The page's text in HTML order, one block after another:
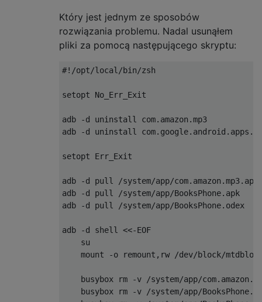
Który jest jednym ze sposobów
rozwiązania problemu. Nadal usunąłem
pliki za pomocą następującego skryptu:
#!/opt/local/bin/zsh
setopt No_Err_Exit
adb -d uninstall com.amazon.mp3
adb -d uninstall
setopt Err_Exit
adb -d pull /system/app/
adb -d pull /system/app/BooksPhone.apk
adb -d pull /system/app/BooksPhone.odex
adb -d shell <<-EOF
    su
mount -o remount,rw /dev/block/
busybox rm -v /system/app/
busybox rm -v /system/app/